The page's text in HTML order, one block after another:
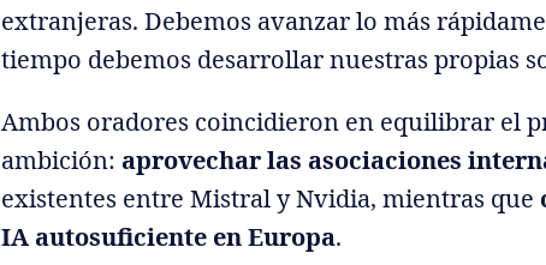
extranjeras. Debemos avanzar lo más
tiempo debemos desarrollar nuestras propias
Ambos oradores coincidieron en equilibrar el
ambición: aprovechar las asociaciones
existentes entre Mistral y Nvidia, mientras que
IA autosuficiente en Europa.